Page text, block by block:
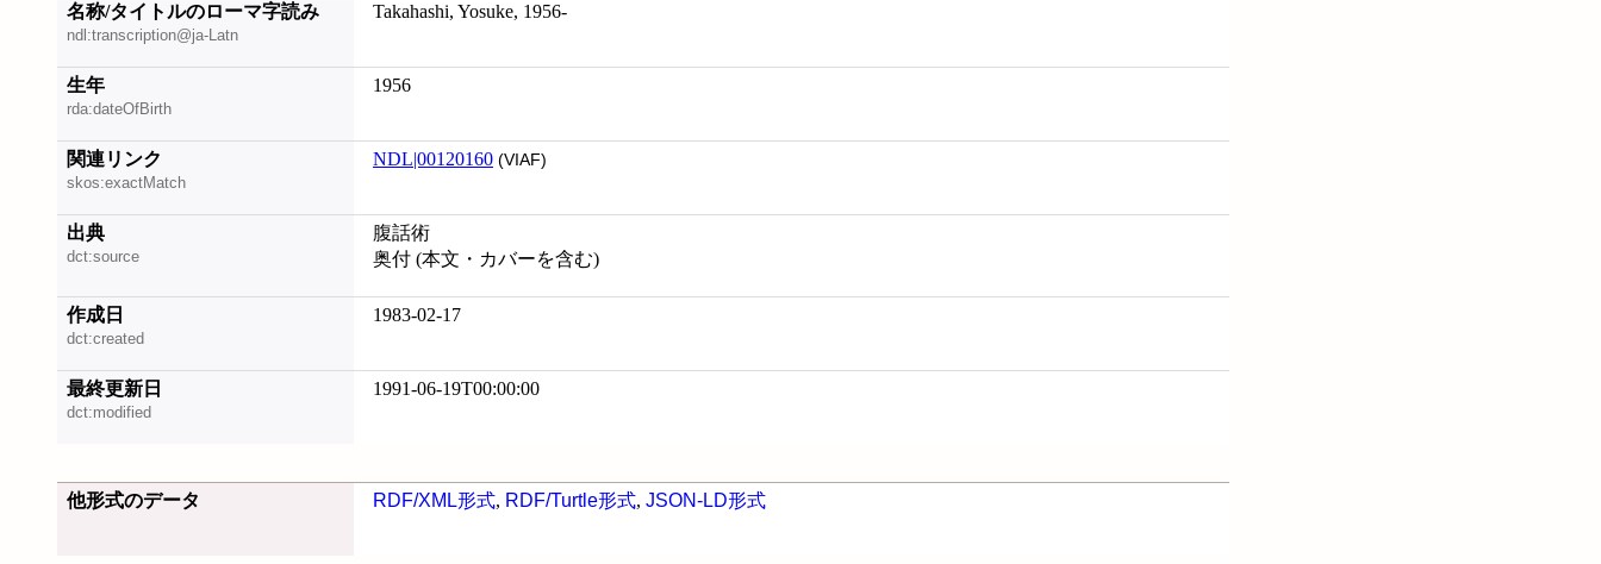
名称/タイトルのローマ字読み
ndl:transcription@ja-Latn
Takahashi, Yosuke, 1956-
生年
rda:dateOfBirth
1956
関連リンク
skos:exactMatch
NDL|00120160 (VIAF)
出典
dct:source
腹話術
奥付 (本文・カバーを含む)
作成日
dct:created
1983-02-17
最終更新日
dct:modified
1991-06-19T00:00:00
他形式のデータ RDF/XML形式, RDF/Turtle形式, JSON-LD形式